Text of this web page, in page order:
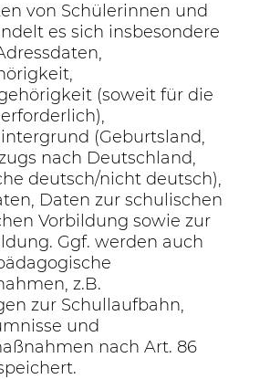
von Schülerinnen und
es sich insbesondere
(soweit für die
(Geburtsland,
nach Deutschland,
deutsch/nicht deutsch),
Daten zur schulischen
Vorbildung sowie zur
Ggf. werden auch
z.B.
zur Schullaufbahn,
und
nach Art. 86